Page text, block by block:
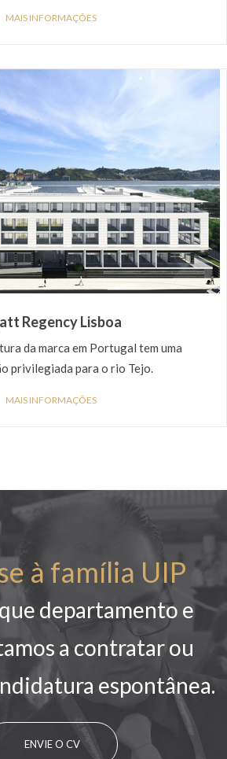
MAIS INFORMAÇÕES
Regency Lisboa
da marca em Portugal tem uma
privilegiada para o rio Tejo.
MAIS INFORMAÇÕES
à família UIP
departamento e
a contratar ou
espontânea.
ENVIE O CV